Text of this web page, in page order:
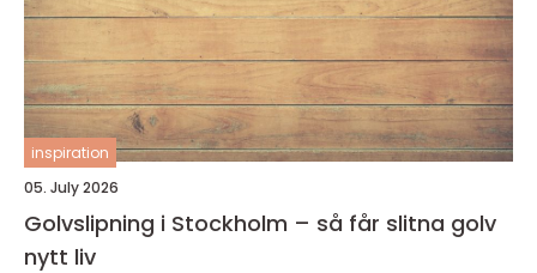
inspiration
05. July 2026
Golvslipning i Stockholm – så får slitna golv
nytt liv